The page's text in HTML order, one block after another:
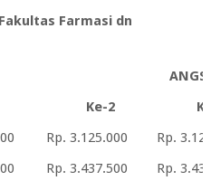
Farmasi dn
Ke-2
Rp. 3.125.000
Rp.
Rp. 3.437.500
Rp.